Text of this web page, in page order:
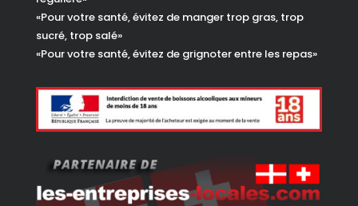
«Pour votre santé, évitez de manger trop gras, trop
sucré, trop salé»
«Pour votre santé, évitez de grignoter entre les repas»